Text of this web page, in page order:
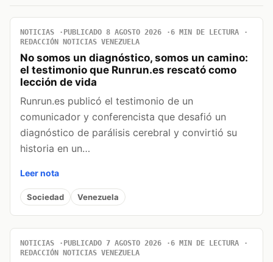
NOTICIAS PUBLICADO 8 AGOSTO 2026
6 MIN DE LECTURA
REDACCIÓN NOTICIAS VENEZUELA
No somos un diagnóstico, somos un camino:
el testimonio que Runrun.es rescató como
lección de vida
Runrun.es publicó el testimonio de un
comunicador y conferencista que desafió un
diagnóstico de parálisis cerebral y convirtió su
historia en un…
Leer nota
Sociedad Venezuela
NOTICIAS PUBLICADO 7 AGOSTO 2026
6 MIN DE LECTURA
REDACCIÓN NOTICIAS VENEZUELA